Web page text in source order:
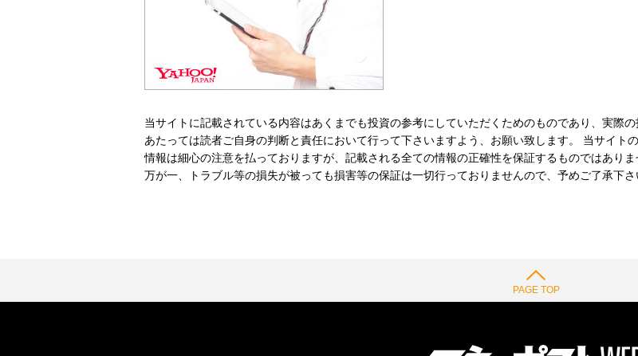
当サイトに記載されている内容はあくまでも投資の参考にしていただくためのものであり、実際の
あたっては読者ご自身の判断と責任において行って下さいますよう、お願い致します。 当サイト
情報は細心の注意を払っておりますが、記載される全ての情報の正確性を保証するものではありま
万が一、トラブル等の損失が被っても損害等の保証は一切行っておりませんので、予めご了承下さ
PAGE TOP